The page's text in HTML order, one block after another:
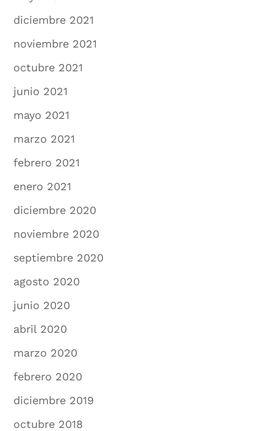
diciembre 2021
noviembre 2021
octubre 2021
junio 2021
mayo 2021
marzo 2021
febrero 2021
enero 2021
diciembre 2020
noviembre 2020
septiembre 2020
agosto 2020
junio 2020
abril 2020
marzo 2020
febrero 2020
diciembre 2019
octubre 2018